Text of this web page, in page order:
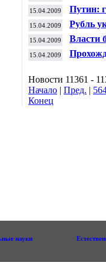
15.04.2009
Путин:
15.04.2009
Рубль
-
15.04.2009 Власти
15.04.2009
Новости 11361 -
Начало | Пред. |
Конец
науки